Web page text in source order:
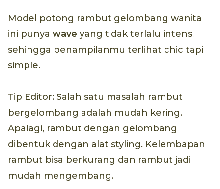
Model potong rambut gelombang wanita
ini punya wave yang tidak terlalu intens,
sehingga penampilanmu terlihat chic tapi
simple.
Tip Editor: Salah satu masalah rambut
bergelombang adalah mudah kering.
Apalagi, rambut dengan gelombang
dibentuk dengan alat styling. Kelembapan
rambut bisa berkurang dan rambut jadi
mudah mengembang.